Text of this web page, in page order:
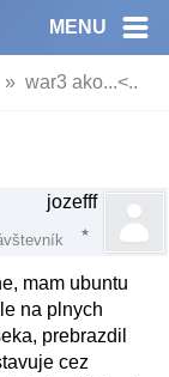
MENU
war3 ako...<..
jozefff
mam ubuntu
na plnych
prebrazdil
cez